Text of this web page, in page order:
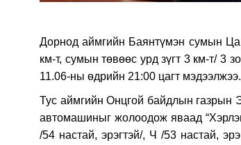
Дорнод аймгийн Баянтүмэн сумын
км-т, сумын төвөөс урд зүгт 3 км-т/ 3
11.06-ны өдрийн 21:00 цагт мэдээлжээ.
Тус аймгийн Онцгой байдлын газрын
автомашиныг жолоодож яваад
/54 настай, эрэгтэй/, Ч /53 настай,